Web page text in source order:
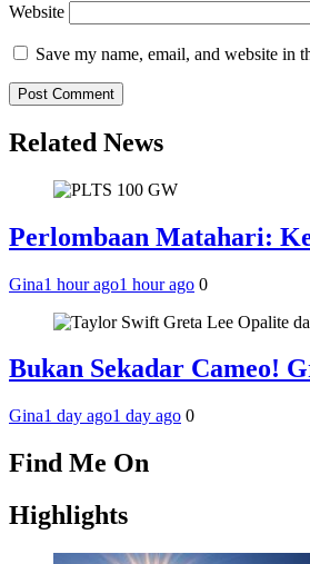
Website
Save my name, email, and website in
Related News
Perlombaan Matahari:
Gina1 hour ago1 hour ago 0
Bukan Sekadar Cameo!
Gina1 day ago1 day ago 0
Find Me On
Highlights